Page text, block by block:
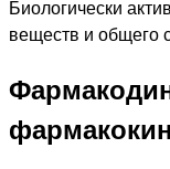
Биологически
веществ и общего